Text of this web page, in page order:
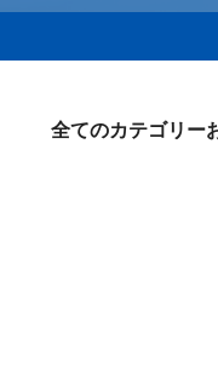
全てのカテゴリー